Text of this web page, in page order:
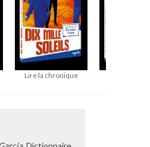
Lire la chronique